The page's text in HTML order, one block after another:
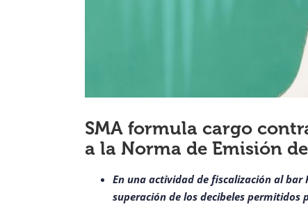
SMA formula cargo
a la Norma de Emisión
En una actividad de fiscalización al
superación de los decibeles